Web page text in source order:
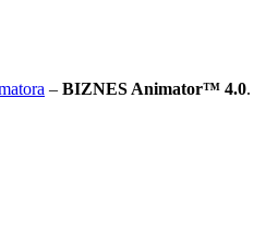
– BIZNES Animator™ 4.0.